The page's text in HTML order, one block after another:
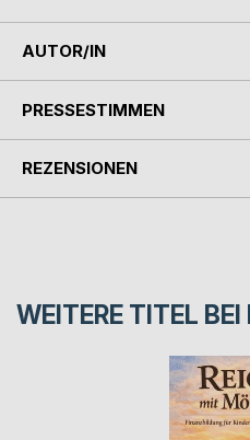
AUTOR/IN
PRESSESTIMMEN
REZENSIONEN
WEITERE TITEL BEI